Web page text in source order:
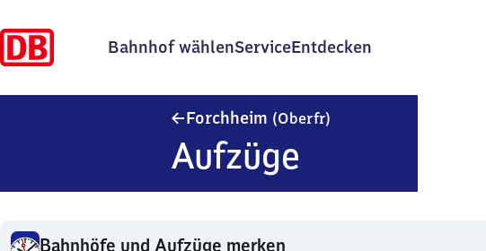
Bahnhof wählenServiceEntdecken
Forchheim (Oberfr)
Aufzüge
Bahnhöfe und Aufzüge merken